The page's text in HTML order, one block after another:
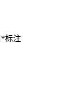
*标注